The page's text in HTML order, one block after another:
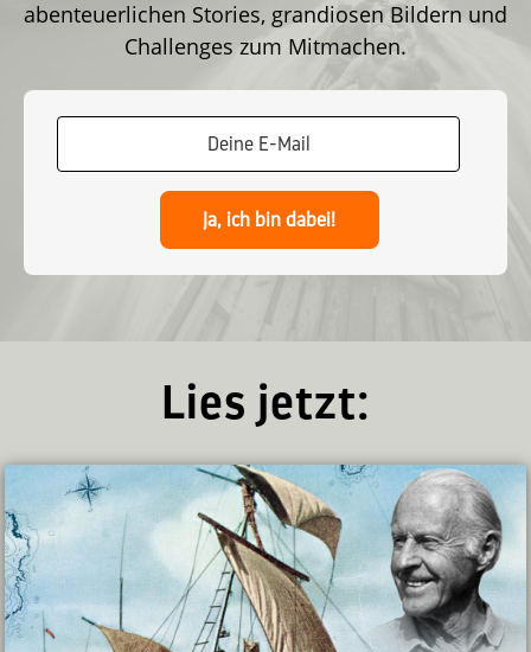
abenteuerlichen Stories, grandiosen Bildern und
Challenges zum Mitmachen.
Ja, ich bin dabei!
Lies jetzt: